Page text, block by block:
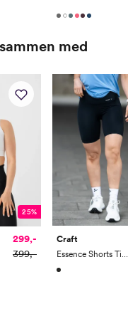
med
25%
299,-
399,-
Craft